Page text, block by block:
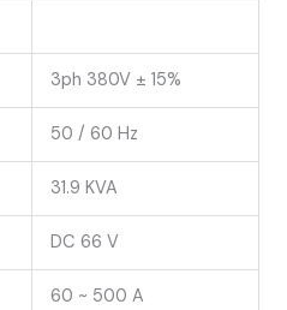
3ph 380V ± 15%
50 / 60 Hz
31.9 KVA
DC 66 V
60 ~ 500 A